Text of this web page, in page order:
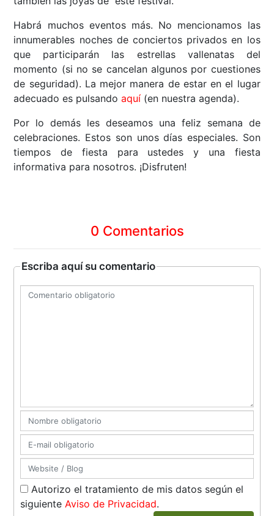
Habrá muchos eventos más. No mencionamos las
innumerables noches de conciertos privados en los
que participarán las estrellas vallenatas del
momento (si no se cancelan algunos por cuestiones
de seguridad). La mejor manera de estar en el lugar
adecuado es pulsandoaquí (en nuestra agenda).
Por lo demás les deseamos una feliz semana de
celebraciones. Estos son unos días especiales. Son
tiempos de fiesta para ustedes y una fiesta
informativa para nosotros. ¡Disfruten!
0 Comentarios
Escriba aquí su comentario
Autorizo el tratamiento de mis datos según el
siguienteAviso de Privacidad.